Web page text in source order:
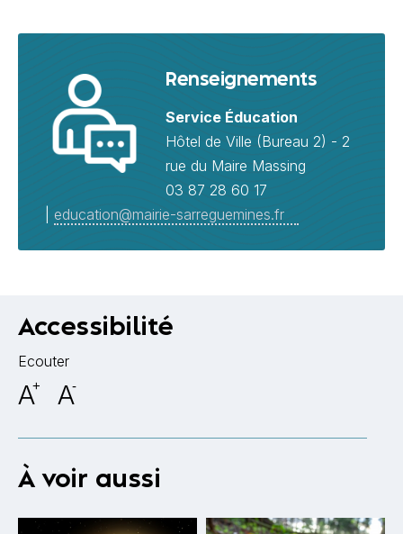
Renseignements
Service Éducation
Hôtel de Ville (Bureau 2) - 2
rue du Maire Massing
03 87 28 60 17
education@mairie-sarreguemines.fr
Accessibilité
Ecouter
A+ A-
À voir aussi